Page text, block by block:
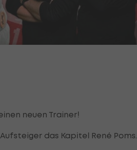
neuen Trainer!
das Kapitel René Poms.